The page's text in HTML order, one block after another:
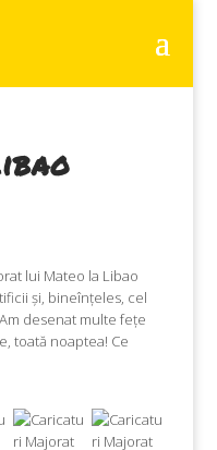
lui Mateo la Libao
și, bineînțeles, cel
desenat multe fețe
toată noaptea! Ce